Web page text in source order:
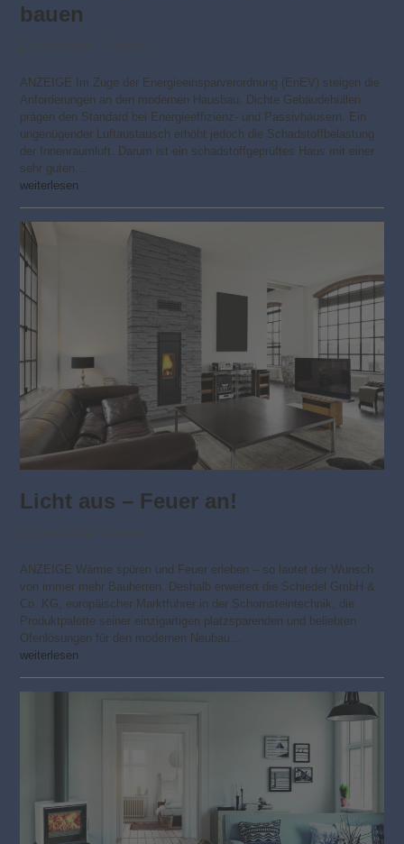
bauen
ANZEIGE Im Zuge der Energieeinsparverordnung (EnEV) steigen die
Anforderungen an den modernen Hausbau. Dichte Gebäudehüllen
prägen den Standard bei Energieeffizienz- und Passivhäusern. Ein
ungenügender Luftaustausch erhöht jedoch die Schadstoffbelastung
der Innenraumluft. Darum ist ein schadstoffgeprüftes Haus mit einer
sehr guten…
weiterlesen
Licht aus – Feuer an!
ANZEIGE Wärme spüren und Feuer erleben – so lautet der Wunsch
von immer mehr Bauherren. Deshalb erweitert die Schiedel GmbH &
Co. KG, europäischer Marktführer in der Schornsteintechnik, die
Produktpalette seiner einzigartigen platzsparenden und beliebten
Ofenlösungen für den modernen Neubau…
weiterlesen